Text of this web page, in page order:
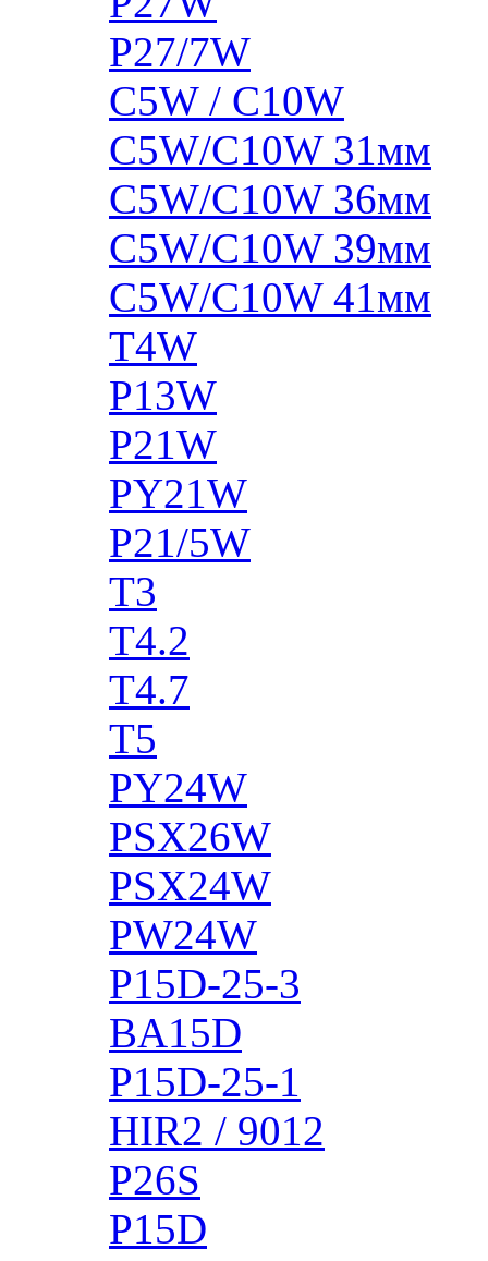
P27/7W
C5W / C10W
C5W/C10W 31мм
C5W/C10W 36мм
C5W/C10W 39мм
C5W/C10W 41мм
T4W
P13W
P21W
PY21W
P21/5W
T3
T4.2
T4.7
T5
PY24W
PSX26W
PSX24W
PW24W
P15D-25-3
BA15D
P15D-25-1
HIR2 / 9012
P26S
P15D